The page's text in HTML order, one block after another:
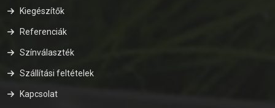
Kiegészítők
Referenciák
Színválaszték
Szállítási feltételek
Kapcsolat